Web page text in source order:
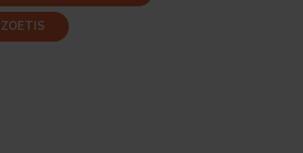
ZOETIS